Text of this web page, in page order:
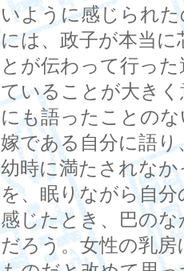
いように感じられ
には、政子が本当
とが伝わって行っ
ていることが大き
にも語ったことの
嫁である自分に語
幼時に満たされな
を、眠りながら自
感じたとき、巴の
だろう。女性の乳